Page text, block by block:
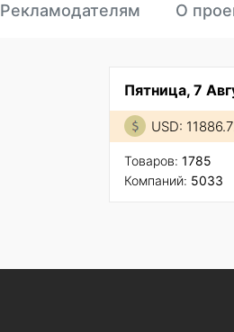
Рекламодателям О
Пятница, 7
USD:
Товаров: 1785
Компаний: 5033